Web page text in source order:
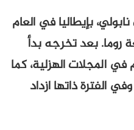
بإيطاليا في العام
روما. بعد تخرجه بدأ
المجلات الهزلية، كما
الفترة ذاتها ازداد